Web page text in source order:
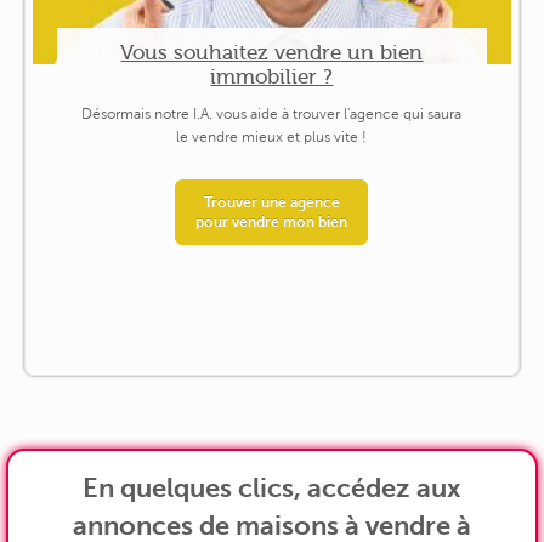
Vous souhaitez vendre un bien
immobilier ?
Désormais notre I.A. vous aide à trouver l'agence qui saura
le vendre mieux et plus vite !
Trouver une agence
pour vendre mon bien
En quelques clics, accédez aux
annonces de maisons à vendre à